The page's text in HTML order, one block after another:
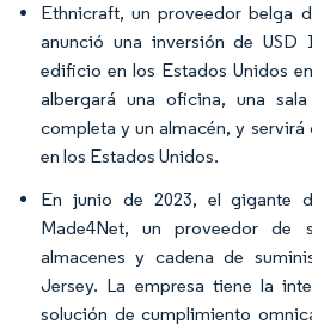
Ethnicraft, un proveedor belga
anunció una inversión de USD
edificio en los Estados Unidos
albergará una oficina, una
completa y un almacén, y
en los Estados Unidos.
En junio de 2023, el gigante
Made4Net, un proveedor de
almacenes y cadena de
Jersey. La empresa tiene la
solución de cumplimiento